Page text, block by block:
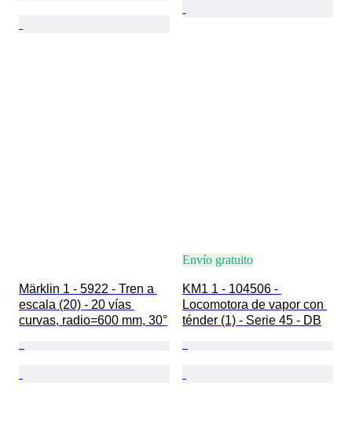
Märklin 1 - 5922 - Tren a
escala (20) - 20 vías
curvas, radio=600 mm, 30°
Envío gratuito
KM1 1 - 104506 -
Locomotora de vapor con
ténder (1) - Serie 45 - DB